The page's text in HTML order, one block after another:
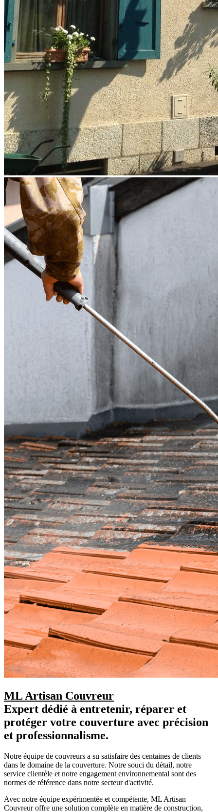
ML Artisan Couvreur
Expert dédié à entretenir, réparer et
protéger votre couverture avec précision
et professionnalisme.
Notre équipe de couvreurs a su satisfaire des centaines de clients
dans le domaine de la couverture. Notre souci du détail, notre
service clientèle et notre engagement environnemental sont des
normes de référence dans notre secteur d'activité.
Avec notre équipe expérimentée et compétente, ML Artisan
Couvreur offre une solution complète en matière de construction,